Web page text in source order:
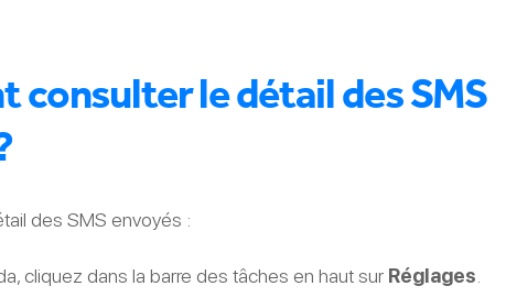
consulter le détail des SMS
des SMS envoyés :
cliquez dans la barre des tâches en haut sur Réglages